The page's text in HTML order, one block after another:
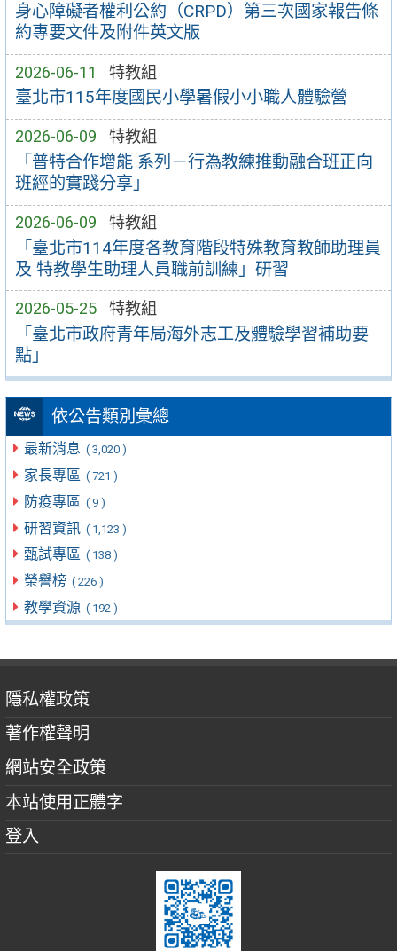
身心障礙者權利公約（CRPD）第三次國家報告條
約專要文件及附件英文版
2026-06-11 特教組
臺北市115年度國民小學暑假小小職人體驗營
2026-06-09 特教組
「普特合作增能 系列－行為教練推動融合班正向
班經的實踐分享」
2026-06-09 特教組
「臺北市114年度各教育階段特殊教育教師助理員
及 特教學生助理人員職前訓練」研習
2026-05-25 特教組
「臺北市政府青年局海外志工及體驗學習補助要
點」
依公告類別彙總
最新消息 ( 3,020 )
家長專區 ( 721 )
防疫專區 ( 9 )
研習資訊 ( 1,123 )
甄試專區 ( 138 )
榮譽榜 ( 226 )
教學資源 ( 192 )
隱私權政策
著作權聲明
網站安全政策
本站使用正體字
登入